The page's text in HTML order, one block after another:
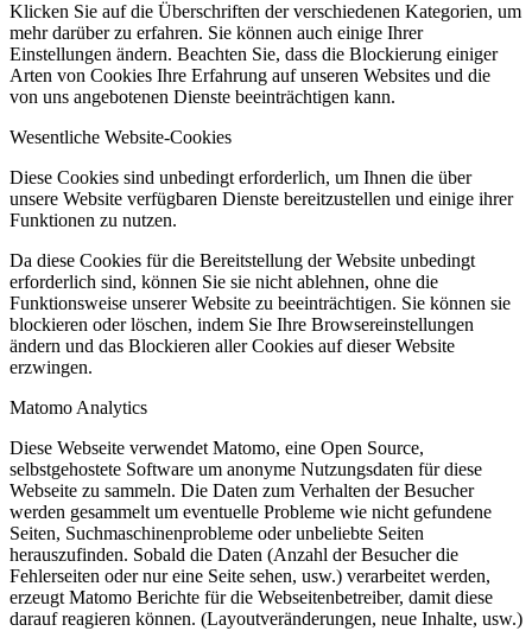
Klicken Sie auf die Überschriften der verschiedenen Kategorien, um
mehr darüber zu erfahren. Sie können auch einige Ihrer
Einstellungen ändern. Beachten Sie, dass die Blockierung einiger
Arten von Cookies Ihre Erfahrung auf unseren Websites und die
von uns angebotenen Dienste beeinträchtigen kann.
Wesentliche Website-Cookies
Diese Cookies sind unbedingt erforderlich, um Ihnen die über
unsere Website verfügbaren Dienste bereitzustellen und einige ihrer
Funktionen zu nutzen.
Da diese Cookies für die Bereitstellung der Website unbedingt
erforderlich sind, können Sie sie nicht ablehnen, ohne die
Funktionsweise unserer Website zu beeinträchtigen. Sie können sie
blockieren oder löschen, indem Sie Ihre Browsereinstellungen
ändern und das Blockieren aller Cookies auf dieser Website
erzwingen.
Matomo Analytics
Diese Webseite verwendet Matomo, eine Open Source,
selbstgehostete Software um anonyme Nutzungsdaten für diese
Webseite zu sammeln. Die Daten zum Verhalten der Besucher
werden gesammelt um eventuelle Probleme wie nicht gefundene
Seiten, Suchmaschinenprobleme oder unbeliebte Seiten
herauszufinden. Sobald die Daten (Anzahl der Besucher die
Fehlerseiten oder nur eine Seite sehen, usw.) verarbeitet werden,
erzeugt Matomo Berichte für die Webseitenbetreiber, damit diese
darauf reagieren können. (Layoutveränderungen, neue Inhalte, usw.)